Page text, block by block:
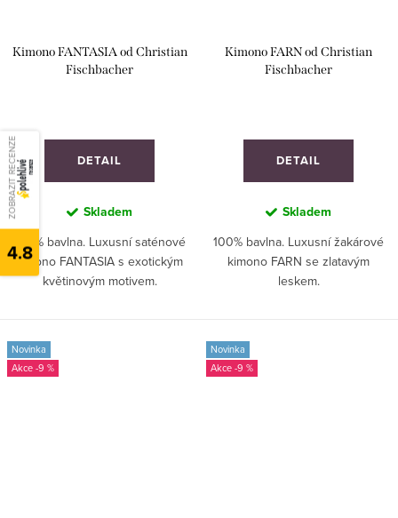
Kimono FANTASIA od Christian
Fischbacher
DETAIL
Skladem
100% bavlna. Luxusní saténové
kimono FANTASIA s exotickým
květinovým motivem.
Kimono FARN od Christian
Fischbacher
DETAIL
Skladem
100% bavlna. Luxusní žakárové
kimono FARN se zlatavým
leskem.
Novinka
-9 %
Novinka
-9 %
ZOBRAZIT RECENZE
4.8